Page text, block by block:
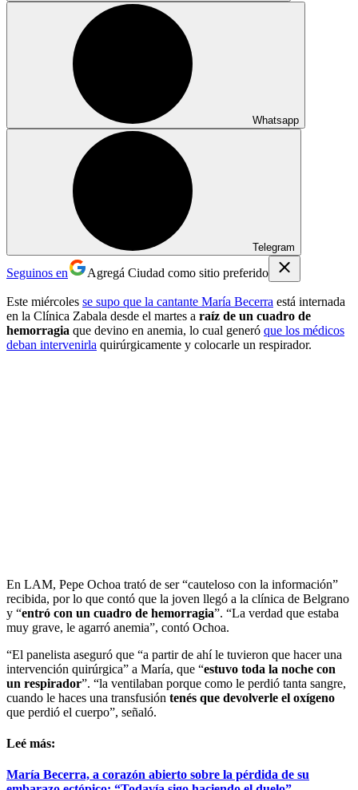
Whatsapp
Telegram
Seguinos en Agregá Ciudad como sitio preferido
Este miércoles se supo que la cantante María Becerra está internada
en la Clínica Zabala desde el martes a raíz de un cuadro de
hemorragia que devino en anemia, lo cual generó que los médicos
deban intervenirla quirúrgicamente y colocarle un respirador.
En LAM, Pepe Ochoa trató de ser “cauteloso con la información”
recibida, por lo que contó que la joven llegó a la clínica de Belgrano
y “entró con un cuadro de hemorragia”. “La verdad que estaba
muy grave, le agarró anemia”, contó Ochoa.
“El panelista aseguró que “a partir de ahí le tuvieron que hacer una
intervención quirúrgica” a María, que “estuvo toda la noche con
un respirador”. “la ventilaban porque como le perdió tanta sangre,
cuando le haces una transfusión tenés que devolverle el oxígeno
que perdió el cuerpo”, señaló.
Leé más:
María Becerra, a corazón abierto sobre la pérdida de su